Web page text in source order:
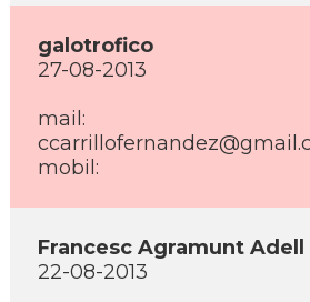
galotrofico
27-08-2013
mail:
mobil:
Francesc Agramunt Adell
22-08-2013